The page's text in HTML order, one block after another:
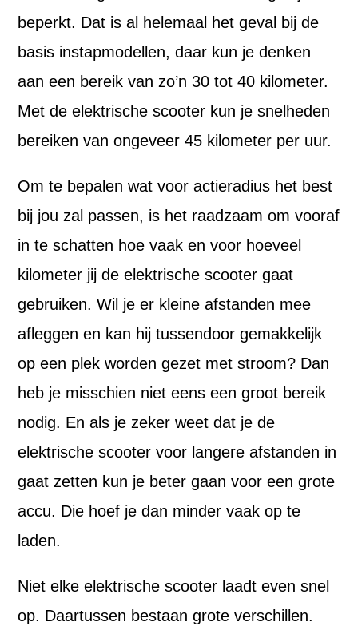
beperkt. Dat is al helemaal het geval bij de
basis instapmodellen, daar kun je denken
aan een bereik van zo’n 30 tot 40 kilometer.
Met de elektrische scooter kun je snelheden
bereiken van ongeveer 45 kilometer per uur.
Om te bepalen wat voor actieradius het best
bij jou zal passen, is het raadzaam om vooraf
in te schatten hoe vaak en voor hoeveel
kilometer jij de elektrische scooter gaat
gebruiken. Wil je er kleine afstanden mee
afleggen en kan hij tussendoor gemakkelijk
op een plek worden gezet met stroom? Dan
heb je misschien niet eens een groot bereik
nodig. En als je zeker weet dat je de
elektrische scooter voor langere afstanden in
gaat zetten kun je beter gaan voor een grote
accu. Die hoef je dan minder vaak op te
laden.
Niet elke elektrische scooter laadt even snel
op. Daartussen bestaan grote verschillen.